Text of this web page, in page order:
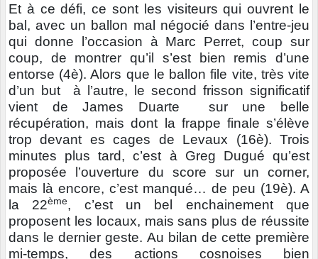
Et à ce défi, ce sont les visiteurs qui ouvrent le
bal, avec un ballon mal négocié dans l’entre-jeu
qui donne l’occasion à Marc Perret, coup sur
coup, de montrer qu’il s’est bien remis d’une
entorse (4è). Alors que le ballon file vite, très vite
d’un but à l’autre, le second frisson significatif
vient de James Duarte sur une belle
récupération, mais dont la frappe finale s’élève
trop devant es cages de Levaux (16è). Trois
minutes plus tard, c’est à Greg Dugué qu’est
proposée l’ouverture du score sur un corner,
mais là encore, c’est manqué… de peu (19è). A
la 22ème, c’est un bel enchainement que
proposent les locaux, mais sans plus de réussite
dans le dernier geste. Au bilan de cette première
mi-temps, des actions cosnoises bien